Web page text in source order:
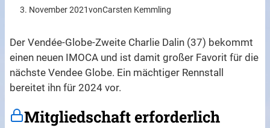
3. November 2021vonCarsten Kemmling
Der Vendée-Globe-Zweite Charlie Dalin (37) bekommt
einen neuen IMOCA und ist damit großer Favorit für die
nächste Vendee Globe. Ein mächtiger Rennstall
bereitet ihn für 2024 vor.
Mitgliedschaft erforderlich